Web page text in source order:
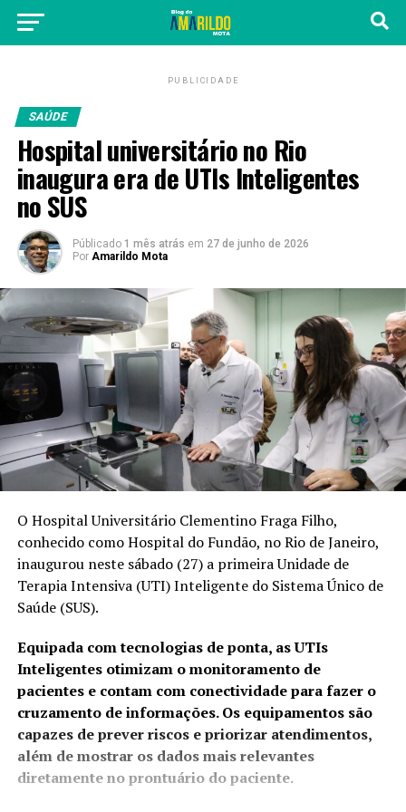
PUBLICIDADE
SAÚDE
Hospital universitário no Rio
inaugura era de UTIs Inteligentes
no SUS
Públicado 1 mês atrás em 27 de junho de 2026
Por Amarildo Mota
O Hospital Universitário Clementino Fraga Filho,
conhecido como Hospital do Fundão, no Rio de Janeiro,
inaugurou neste sábado (27) a primeira Unidade de
Terapia Intensiva (UTI) Inteligente do Sistema Único de
Saúde (SUS).
Equipada com tecnologias de ponta, as UTIs
Inteligentes otimizam o monitoramento de
pacientes e contam com conectividade para fazer o
cruzamento de informações. Os equipamentos são
capazes de prever riscos e priorizar atendimentos,
além de mostrar os dados mais relevantes
diretamente no prontuário do paciente.